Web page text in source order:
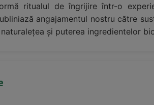
ritualul de îngrijire într-o
angajamentul nostru către
și puterea ingredientelor